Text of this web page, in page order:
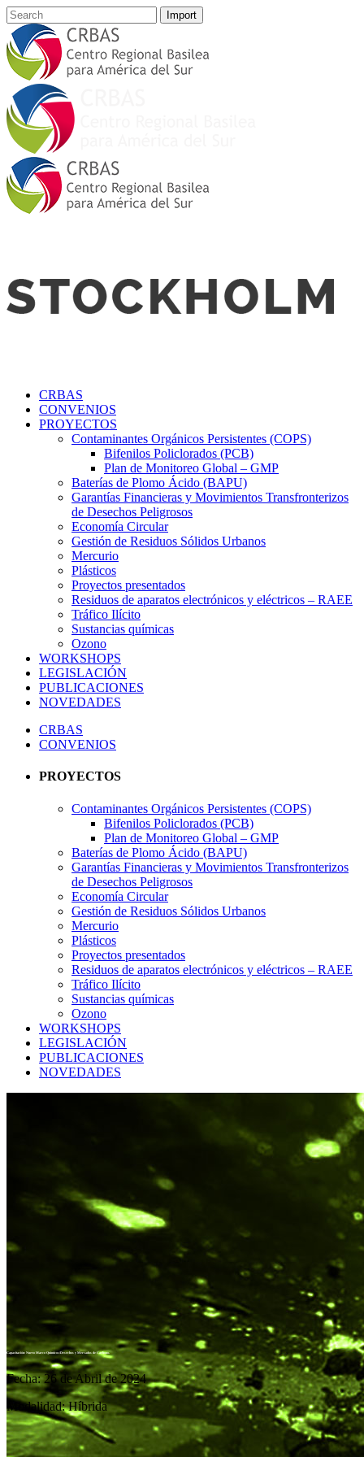
CRBAS
CONVENIOS
PROYECTOS
Contaminantes Orgánicos Persistentes (COPS)
Bifenilos Policlorados (PCB)
Plan de Monitoreo Global – GMP
Baterías de Plomo Ácido (BAPU)
Garantías Financieras y Movimientos Transfronterizos
de Desechos Peligrosos
Economía Circular
Gestión de Residuos Sólidos Urbanos
Mercurio
Plásticos
Proyectos presentados
Residuos de aparatos electrónicos y eléctricos – RAEE
Tráfico Ilícito
Sustancias químicas
Ozono
WORKSHOPS
LEGISLACIÓN
PUBLICACIONES
NOVEDADES
CRBAS
CONVENIOS
PROYECTOS
Contaminantes Orgánicos Persistentes (COPS)
Bifenilos Policlorados (PCB)
Plan de Monitoreo Global – GMP
Baterías de Plomo Ácido (BAPU)
Garantías Financieras y Movimientos Transfronterizos
de Desechos Peligrosos
Economía Circular
Gestión de Residuos Sólidos Urbanos
Mercurio
Plásticos
Proyectos presentados
Residuos de aparatos electrónicos y eléctricos – RAEE
Tráfico Ilícito
Sustancias químicas
Ozono
WORKSHOPS
LEGISLACIÓN
PUBLICACIONES
NOVEDADES
Capacitación: Nuevo Marco Químicos/Desechos y Mercados de Carbono.
Fecha: 26 de Abril de 2024
Modalidad: Híbrida